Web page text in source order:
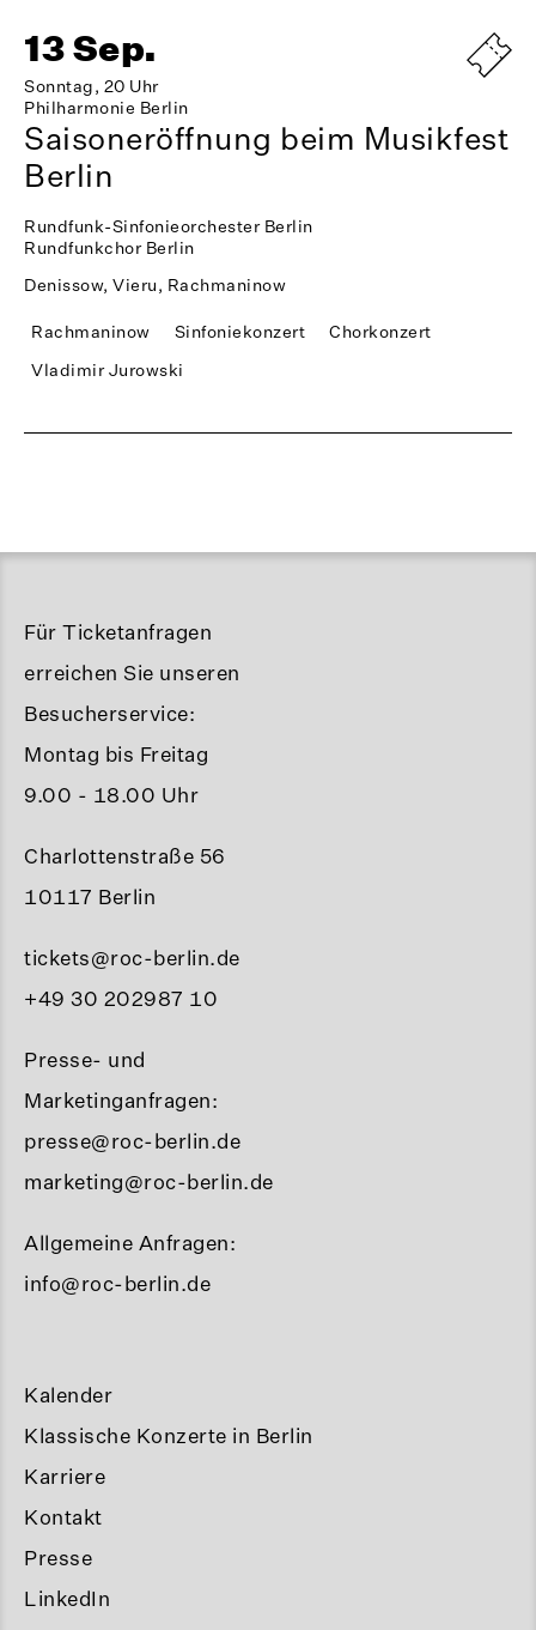
13 Sep.
Sonntag, 20 Uhr
Philharmonie Berlin
Saisoneröffnung beim Musikfest
Berlin
Rundfunk-Sinfonieorchester Berlin
Rundfunkchor Berlin
Denissow, Vieru, Rachmaninow
Rachmaninow Sinfoniekonzert
Chorkonzert
Vladimir Jurowski
Für Ticketanfragen
erreichen Sie unseren
Besucherservice:
Montag bis Freitag
9.00 - 18.00 Uhr
Charlottenstraße 56
10117 Berlin
tickets@roc-berlin.de
+49 30 202987 10
Presse- und
Marketinganfragen:
presse@roc-berlin.de
marketing@roc-berlin.de
Allgemeine Anfragen:
info@roc-berlin.de
Kalender
Klassische Konzerte in Berlin
Karriere
Kontakt
Presse
LinkedIn